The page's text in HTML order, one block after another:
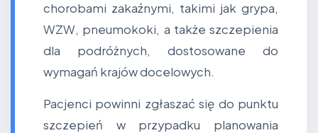
chorobami zakaźnymi, takimi jak grypa,
WZW, pneumokoki, a także szczepienia
dla podróżnych, dostosowane do
wymagań krajów docelowych.
Pacjenci powinni zgłaszać się do punktu
szczepień w przypadku planowania